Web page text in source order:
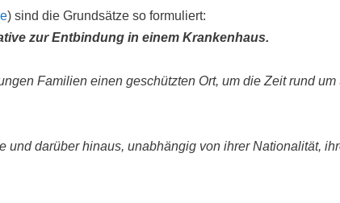
) sind die Grundsätze so formuliert:
zur Entbindung in einem Krankenhaus.
Familien einen geschützten Ort, um die Zeit rund um
darüber hinaus, unabhängig von ihrer Nationalität,